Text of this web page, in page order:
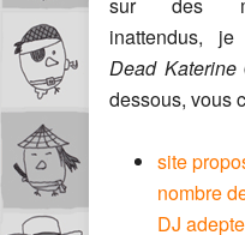
inattendus,
Dead Katerine
dessous, vous
site
nombre
DJ